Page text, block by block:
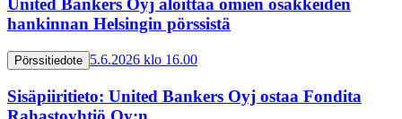
United Bankers Oyj aloittaa omien osakkeiden
hankinnan Helsingin pörssistä
Pörssitiedote 5.6.2026 klo 16.00
Sisäpiiritieto: United Bankers Oyj ostaa Fondita